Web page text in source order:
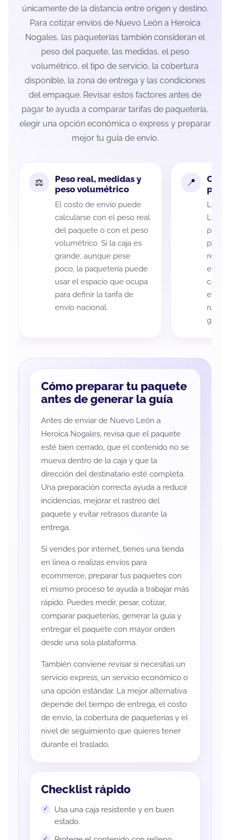
únicamente de la distancia entre origen y destino.
Para cotizar envíos de Nuevo León a Heroica
Nogales, las paqueterías también consideran el
peso del paquete, las medidas, el peso
volumétrico, el tipo de servicio, la cobertura
disponible, la zona de entrega y las condiciones
del empaque. Revisar estos factores antes de
pagar te ayuda a comparar tarifas de paquetería,
elegir una opción económica o express y preparar
mejor tu guía de envío.
Peso real, medidas y
peso volumétrico
El costo de envío puede
calcularse con el peso real
del paquete o con el peso
volumétrico. Si la caja es
grande, aunque pese
poco, la paquetería puede
usar el espacio que ocupa
para definir la tarifa de
envío nacional.
La
León
cada
es
ruta
guía
Cómo preparar tu paquete
antes de generar la guía
Antes de enviar de Nuevo León a
Heroica Nogales, revisa que el paquete
esté bien cerrado, que el contenido no se
mueva dentro de la caja y que la
dirección del destinatario esté completa.
Una preparación correcta ayuda a reducir
incidencias, mejorar el rastreo del
paquete y evitar retrasos durante la
entrega.
Si vendes por internet, tienes una tienda
en línea o realizas envíos para
ecommerce, preparar tus paquetes con
el mismo proceso te ayuda a trabajar más
rápido. Puedes medir, pesar, cotizar,
comparar paqueterías, generar la guía y
entregar el paquete con mayor orden
desde una sola plataforma.
También conviene revisar si necesitas un
servicio express, un servicio económico o
una opción estándar. La mejor alternativa
depende del tiempo de entrega, el costo
de envío, la cobertura de paqueterías y el
nivel de seguimiento que quieres tener
durante el traslado.
Checklist rápido
Usa una caja resistente y en buen
estado.